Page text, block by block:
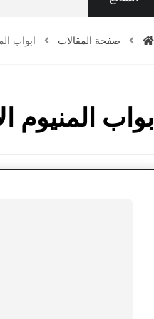
صفحة المقالات ابواب
ابواب المنيوم